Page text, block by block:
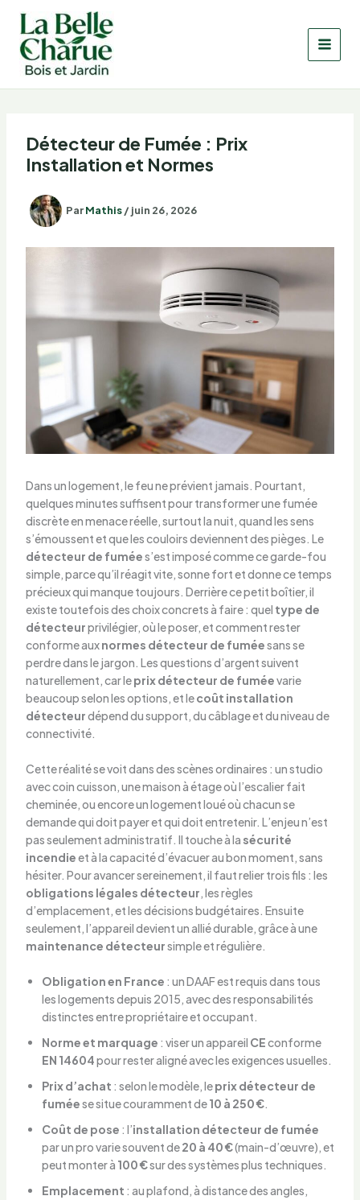
contenu
Détecteur de Fumée : Prix
Installation et Normes
ParMathis/juin 26, 2026
Dans un logement, le feu ne prévient jamais. Pourtant,
quelques minutes suffisent pour transformer une fumée
discrète en menace réelle, surtout la nuit, quand les sens
s’émoussent et que les couloirs deviennent des pièges. Le
détecteur de fumées’est imposé comme ce garde-fou
simple, parce qu’il réagit vite, sonne fort et donne ce temps
précieux qui manque toujours. Derrière ce petit boîtier, il
existe toutefois des choix concrets à faire : quel type de
détecteurprivilégier, où le poser, et comment rester
conforme auxnormes détecteur de fuméesans se
perdre dans le jargon. Les questions d’argent suivent
naturellement, car leprix détecteur de fuméevarie
beaucoup selon les options, et lecoût installation
détecteurdépend du support, du câblage et du niveau de
connectivité.
Cette réalité se voit dans des scènes ordinaires : un studio
avec coin cuisson, une maison à étage où l’escalier fait
cheminée, ou encore un logement loué où chacun se
demande qui doit payer et qui doit entretenir. L’enjeu n’est
pas seulement administratif. Il touche à la sécurité
incendieet à la capacité d’évacuer au bon moment, sans
hésiter. Pour avancer sereinement, il faut relier trois fils : les
obligations légales détecteur, les règles
d’emplacement, et les décisions budgétaires. Ensuite
seulement, l’appareil devient un allié durable, grâce à une
maintenance détecteursimple et régulière.
Obligation en France : un DAAF est requis dans tous
les logements depuis 2015, avec des responsabilités
distinctes entre propriétaire et occupant.
Norme et marquage : viser un appareil CEconforme
EN 14604pour rester aligné avec les exigences usuelles.
Prix d’achat : selon le modèle, leprix détecteur de
fuméese situe couramment de10 à 250 €.
Coût de pose : l’installation détecteur de fumée
par un pro varie souvent de20 à 40 €(main-d’œuvre), et
peut monter à 100 €sur des systèmes plus techniques.
Emplacement : au plafond, à distance des angles,